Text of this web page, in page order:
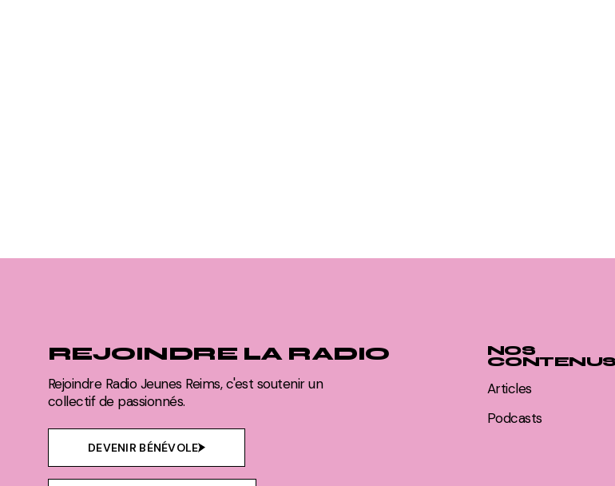
REJOINDRE LA RADIO
Rejoindre Radio Jeunes Reims, c'est soutenir un
collectif de passionnés.
DEVENIR BÉNÉVOLE
NOS
Articles
Podcasts